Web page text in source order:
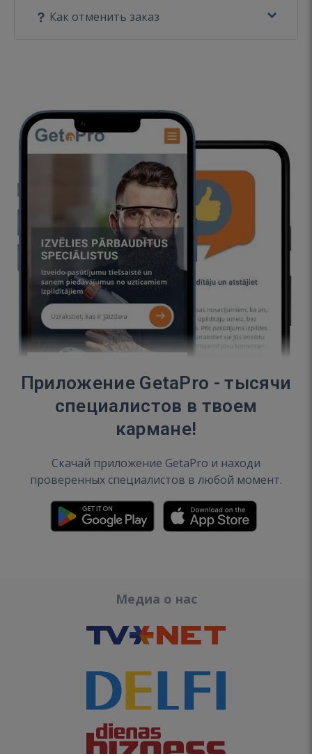
Как отменить заказ
Приложение GetaPro - тысячи
специалистов в твоем
кармане!
Скачай приложение GetaPro и находи
проверенных специалистов в любой момент.
Медиа о нас